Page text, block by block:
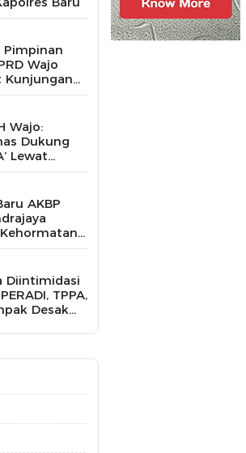
Pimpinan
Wajo
Kunjungan
Wajo
Wajo:
Dukung
Lewat
AKBP
Diintimidasi
TPPA,
Desak